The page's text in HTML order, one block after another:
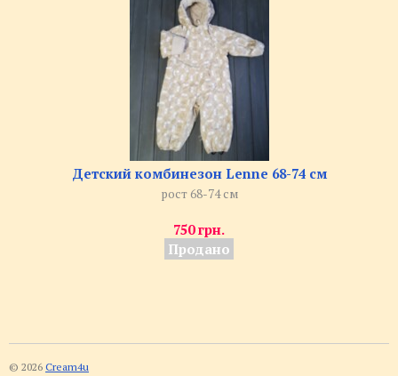
Детский комбинезон Lenne 68-74 см
рост 68-74 см
750 грн.
Продано
© 2026 Cream4u